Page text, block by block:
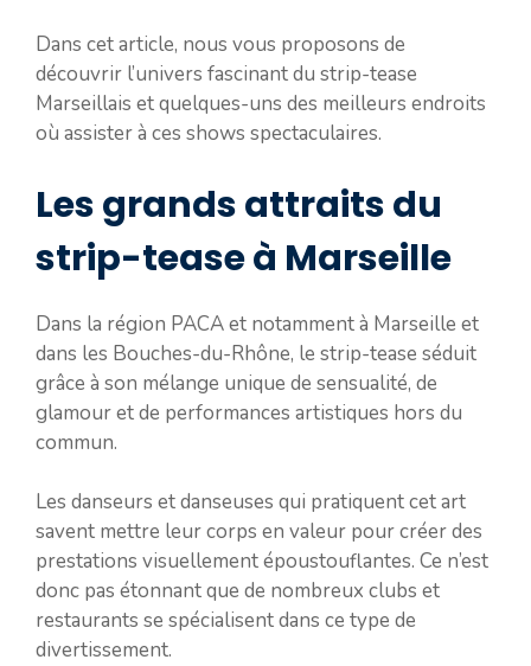
Dans cet article, nous vous proposons de
découvrir l’univers fascinant du strip-tease
Marseillais et quelques-uns des meilleurs endroits
où assister à ces shows spectaculaires.
Les grands attraits du
strip-tease à Marseille
Dans la région PACA et notamment à Marseille et
dans les Bouches-du-Rhône, le strip-tease séduit
grâce à son mélange unique de sensualité, de
glamour et de performances artistiques hors du
commun.
Les danseurs et danseuses qui pratiquent cet art
savent mettre leur corps en valeur pour créer des
prestations visuellement époustouflantes. Ce n’est
donc pas étonnant que de nombreux clubs et
restaurants se spécialisent dans ce type de
divertissement.